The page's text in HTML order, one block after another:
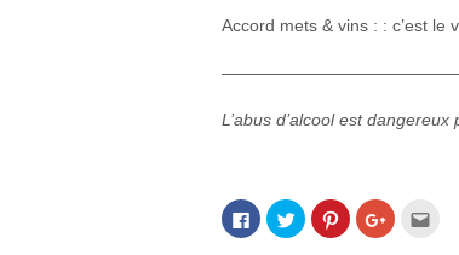
Accord mets & vins : : c’est le
L’abus d’alcool est
Cliquez
pour
partager
Cliquez
pour
partager
Cliquez
pour
partager
Cliquez
pour